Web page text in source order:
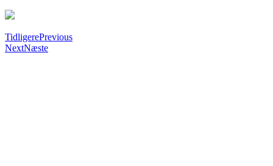
TidligerePrevious
NextNæste